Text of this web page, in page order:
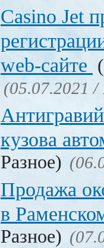
Сasino Jet
web-сайте
(05.07.2021 /
кузова
Разное)
Продажа
в
Разное)